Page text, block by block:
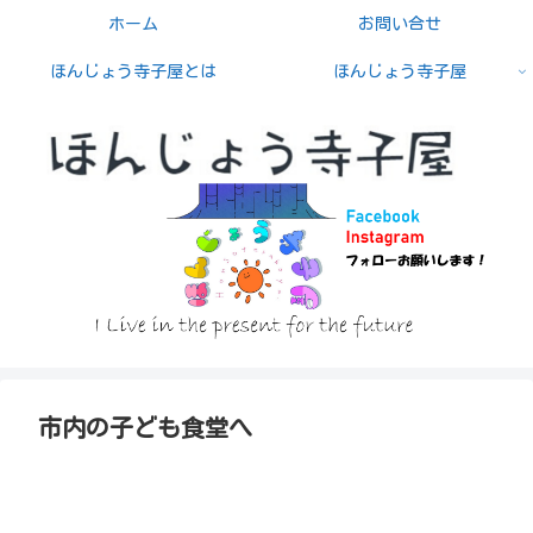
ホーム お問い合せ
ほんじょう寺子屋とは ほんじょう寺子屋
市内の子ども食堂へ